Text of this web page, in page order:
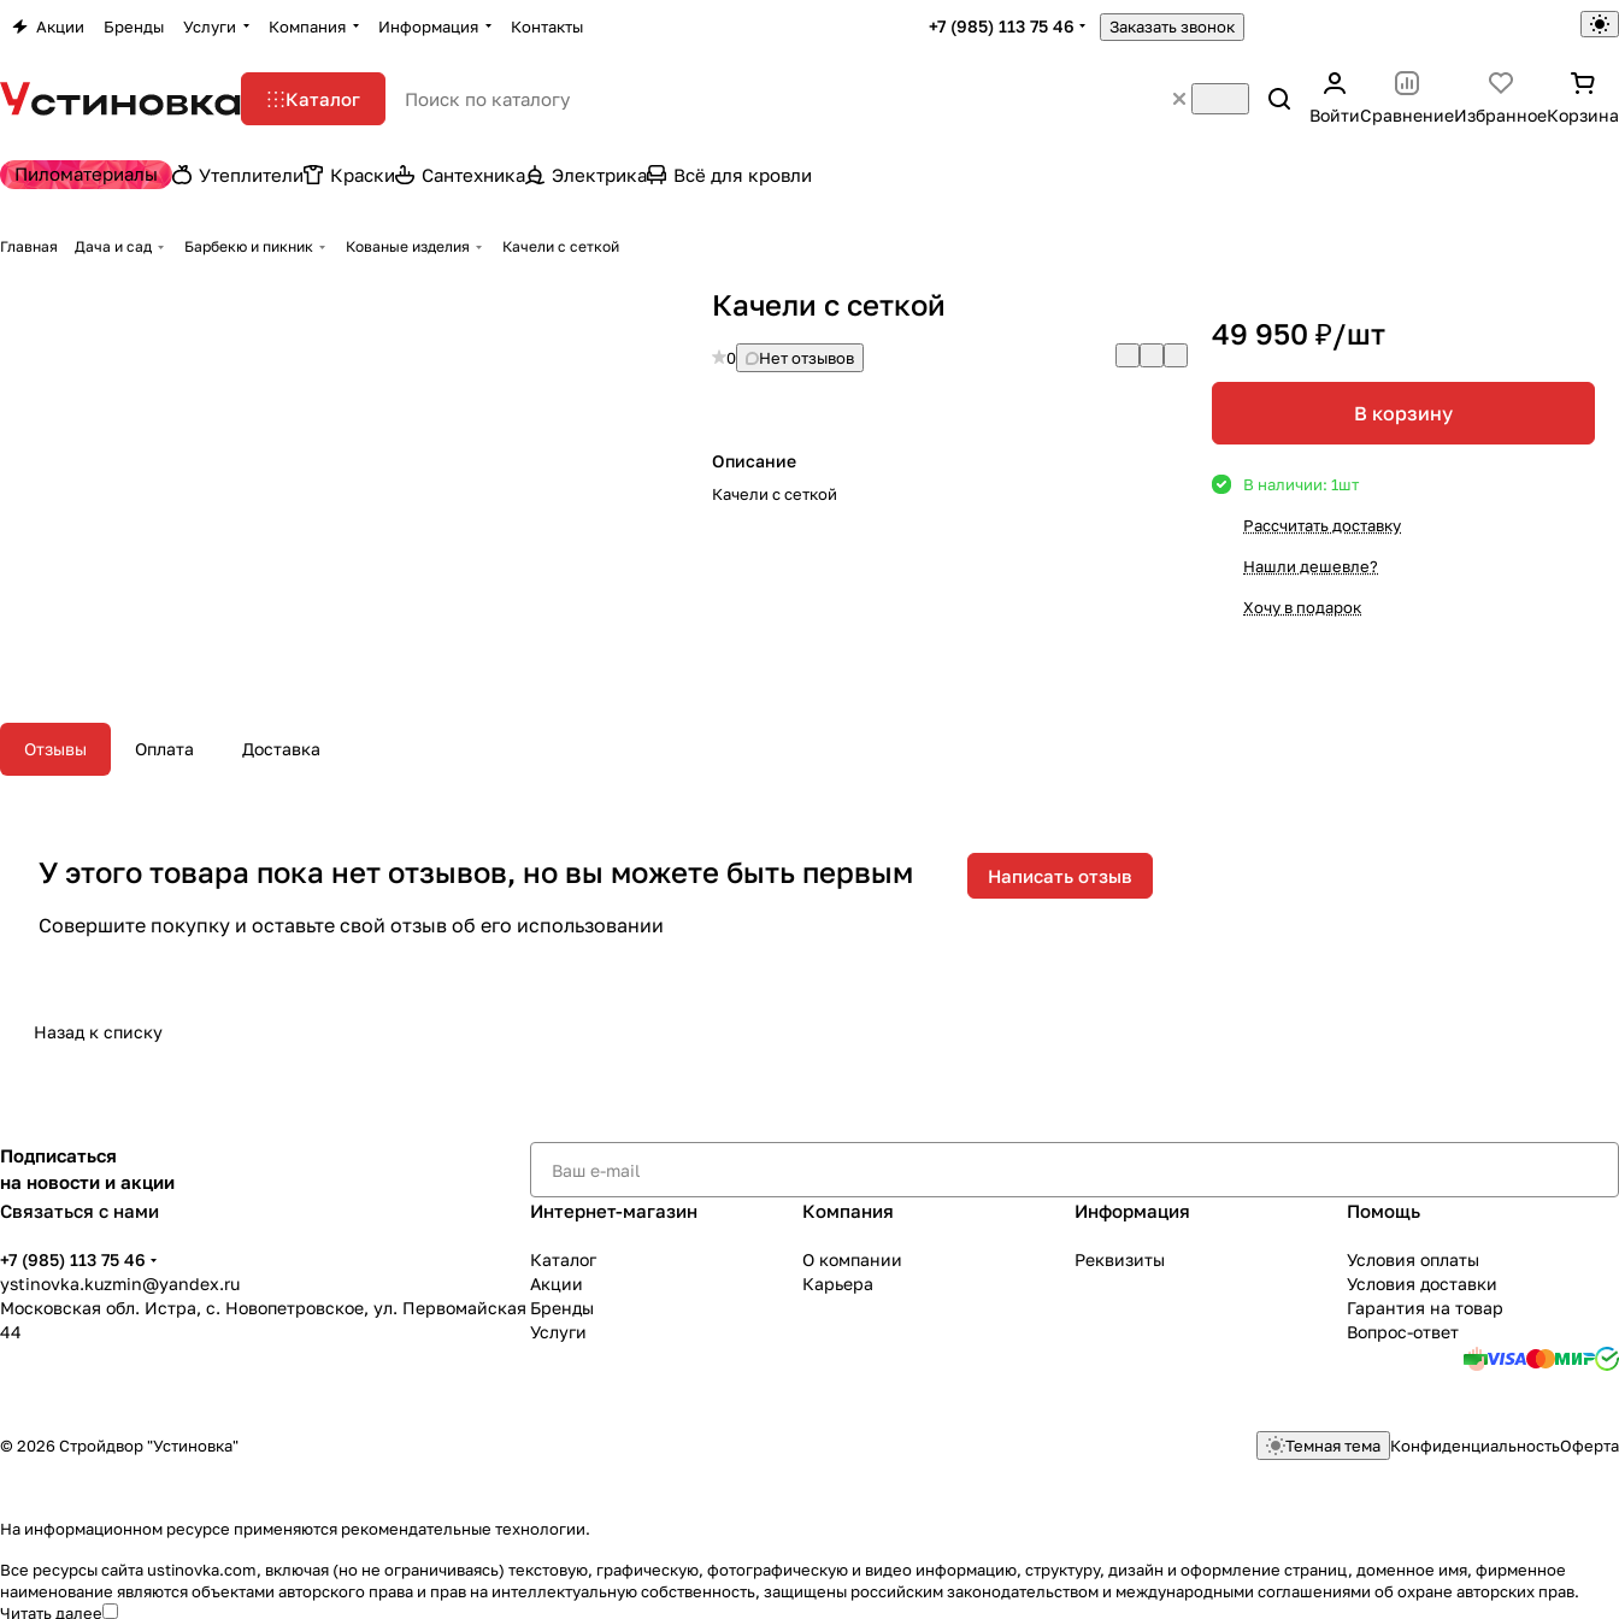
Акции Бренды Услуги Компания Информация Контакты +7 (985) 113 75 46 Заказать звонок
Каталог
ВойтиСравнениеИзбранноеКорзина
Пиломатериалы Утеплители Краски Сантехника Электрика Всё для кровли
Главная Дача и сад Барбекю и пикник Кованые изделия Качели с сеткой
Качели с сеткой
0 Нет отзывов
Описание
Качели с сеткой
49 950 ₽/шт
В корзину
В наличии: 1шт
Рассчитать доставку
Нашли дешевле?
Хочу в подарок
Отзывы Оплата Доставка
У этого товара пока нет отзывов, но вы можете быть первым
Совершите покупку и оставьте свой отзыв об его использовании
Написать отзыв
Назад к списку
Подписаться
на новости и акции
Связаться с нами
+7 (985) 113 75 46
ystinovka.kuzmin@yandex.ru
Московская обл. Истра, с. Новопетровское, ул. Первомайская
44
Интернет-магазин
Каталог
Акции
Бренды
Услуги
Компания
О компании
Карьера
Информация
Реквизиты
Помощь
Условия оплаты
Условия доставки
Гарантия на товар
Вопрос-ответ
© 2026 Стройдвор "Устиновка" Темная тема КонфиденциальностьОферта
На информационном ресурсе применяются рекомендательные технологии.
Все ресурсы сайта ustinovka.com, включая (но не ограничиваясь) текстовую, графическую, фотографическую и видео информацию, структуру, дизайн и оформление страниц, доменное имя, фирменное
наименование являются объектами авторского права и прав на интеллектуальную собственность, защищены российским законодательством и международными соглашениями об охране авторских прав.
Читать далее